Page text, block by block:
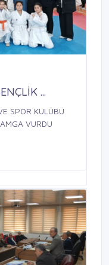
...
SPOR KULÜBÜ
VURDU